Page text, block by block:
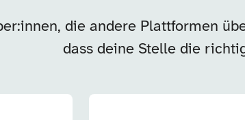
die andere Plattformen
dass deine Stelle die